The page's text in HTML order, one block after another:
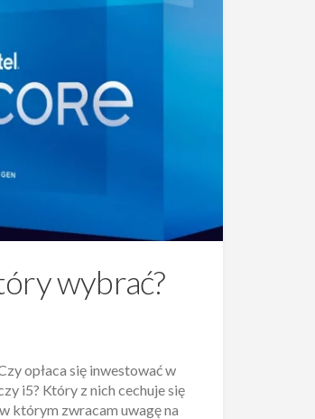
wybrać?
opłaca się inwestować w
i5? Który z nich cechuje się
którym zwracam uwagę na